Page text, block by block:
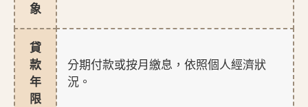
象
貸
款
年
限
分期付款或按月繳息，依照個人經濟狀
況。